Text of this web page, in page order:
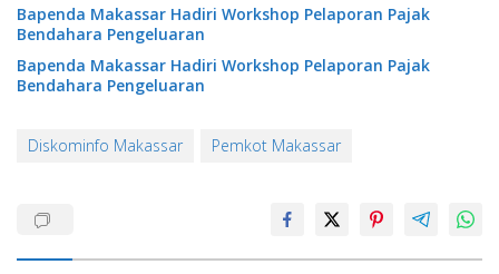
Bapenda Makassar Hadiri Workshop Pelaporan Pajak
Bendahara Pengeluaran
Bapenda Makassar Hadiri Workshop Pelaporan Pajak
Bendahara Pengeluaran
Diskominfo Makassar Pemkot Makassar